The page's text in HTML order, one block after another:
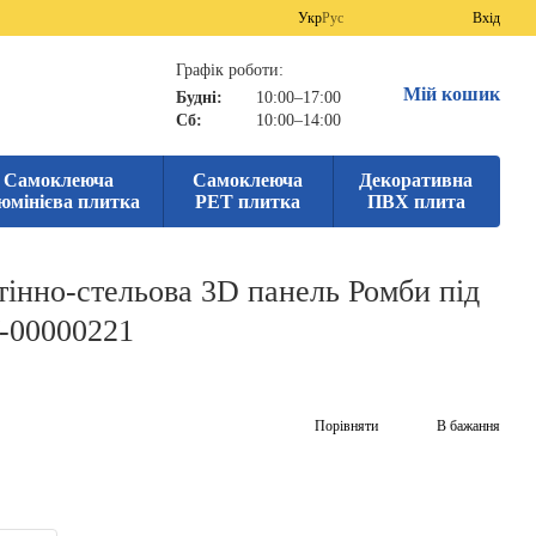
УкрРус Вхід
Графік роботи:
Будні:
10:00–17:00
Сб:
10:00–14:00
Мій кошик
Самоклеюча
плитка
Самоклеюча
PET плитка
Декоративна
ПВХ плита
стельова 3D панель Ромби під
Порівняти В бажання